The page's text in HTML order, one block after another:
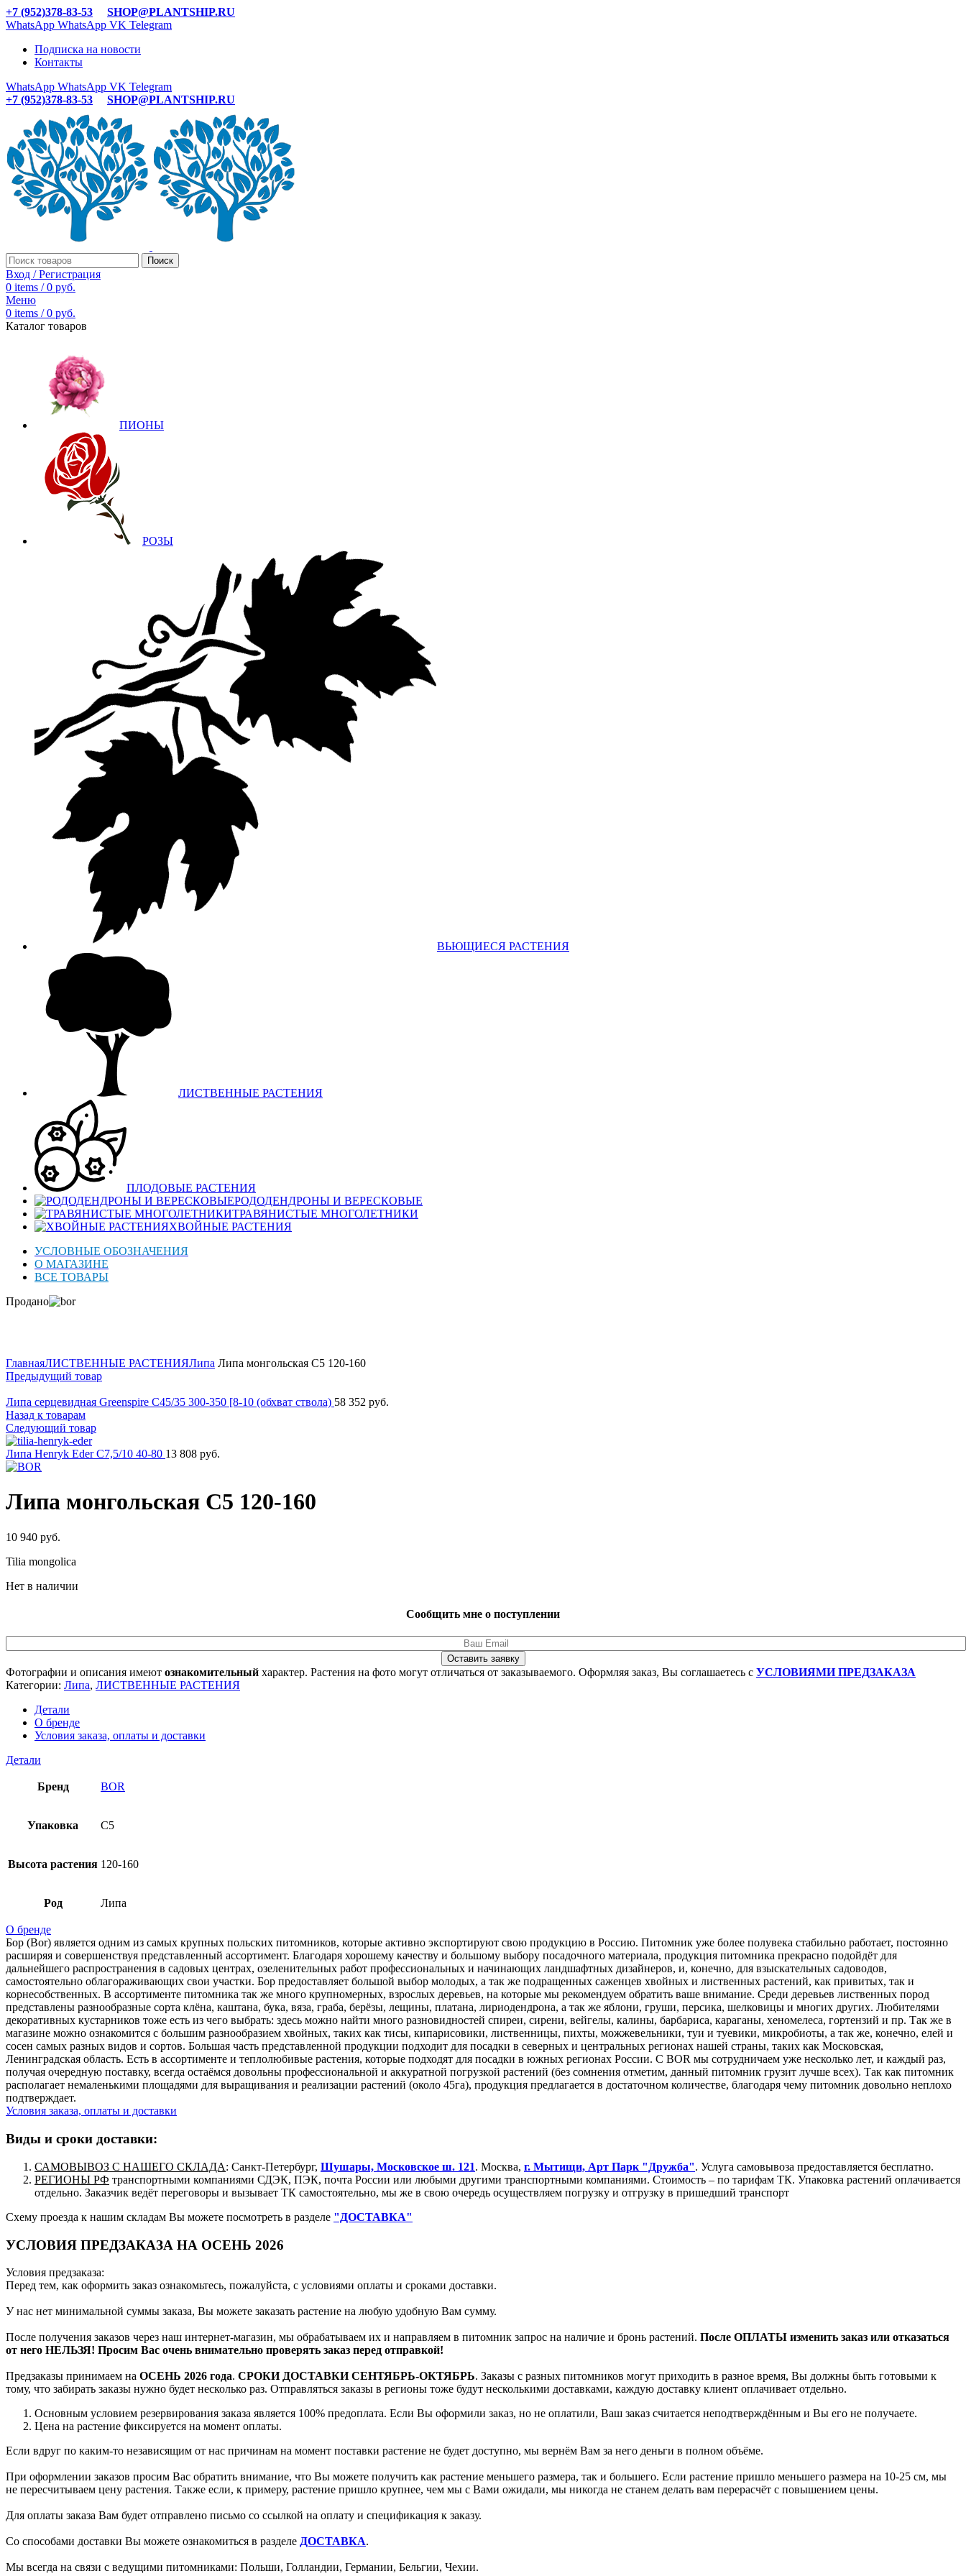
+7 (952)378-83-53
SHOP@PLANTSHIP.RU
WhatsApp WhatsApp VK Telegram
Подписка на новости
Контакты
WhatsApp WhatsApp VK Telegram
+7 (952)378-83-53
SHOP@PLANTSHIP.RU
Поиск
Вход / Регистрация
0 items / 0 руб.
Меню
0 items / 0 руб.
Каталог товаров
ПИОНЫ
РОЗЫ
ВЬЮЩИЕСЯ РАСТЕНИЯ
ЛИСТВЕННЫЕ РАСТЕНИЯ
ПЛОДОВЫЕ РАСТЕНИЯ
РОДОДЕНДРОНЫ И ВЕРЕСКОВЫЕ
ТРАВЯНИСТЫЕ МНОГОЛЕТНИКИ
ХВОЙНЫЕ РАСТЕНИЯ
УСЛОВНЫЕ ОБОЗНАЧЕНИЯ
О МАГАЗИНЕ
ВСЕ ТОВАРЫ
Продано
ГлавнаяЛИСТВЕННЫЕ РАСТЕНИЯЛипа Липа монгольская C5 120-160
Предыдущий товар
Липа серцевидная Greenspire C45/35 300-350 [8-10 (обхват ствола) 58 352 руб.
Назад к товарам
Следующий товар
Липа Henryk Eder C7,5/10 40-80 13 808 руб.
Липа монгольская C5 120-160
10 940 руб.
Tilia mongolica
Нет в наличии
Сообщить мне о поступлении
Оставить заявку
Фотографии и описания имеют ознакомительный характер. Растения на фото могут отличаться от заказываемого. Оформляя заказ, Вы соглашаетесь с УСЛОВИЯМИ ПРЕДЗАКАЗА
Категории: Липа, ЛИСТВЕННЫЕ РАСТЕНИЯ
Детали
О бренде
Условия заказа, оплаты и доставки
Детали
Бренд BOR
Упаковка C5
Высота растения 120-160
Род Липа
О бренде
Бор (Bor) является одним из самых крупных польских питомников, которые активно экспортируют свою продукцию в Россию. Питомник уже более полувека стабильно работает, постоянно
расширяя и совершенствуя представленный ассортимент. Благодаря хорошему качеству и большому выбору посадочного материала, продукция питомника прекрасно подойдёт для
дальнейшего распространения в садовых центрах, озеленительных работ профессиональных и начинающих ландшафтных дизайнеров, и, конечно, для взыскательных садоводов,
самостоятельно облагораживающих свои участки. Бор предоставляет большой выбор молодых, а так же подращенных саженцев хвойных и лиственных растений, как привитых, так и
корнесобственных. В ассортименте питомника так же много крупномерных, взрослых деревьев, на которые мы рекомендуем обратить ваше внимание. Среди деревьев лиственных пород
представлены разнообразные сорта клёна, каштана, бука, вяза, граба, берёзы, лещины, платана, лириодендрона, а так же яблони, груши, персика, шелковицы и многих других. Любителями
декоративных кустарников тоже есть из чего выбрать: здесь можно найти много разновидностей спиреи, сирени, вейгелы, калины, барбариса, караганы, хеномелеса, гортензий и пр. Так же в
магазине можно ознакомится с большим разнообразием хвойных, таких как тисы, кипарисовики, лиственницы, пихты, можжевельники, туи и туевики, микробиоты, а так же, конечно, елей и
сосен самых разных видов и сортов. Большая часть представленной продукции подходит для посадки в северных и центральных регионах нашей страны, таких как Московская,
Ленинградская область. Есть в ассортименте и теплолюбивые растения, которые подходят для посадки в южных регионах России. С BOR мы сотрудничаем уже несколько лет, и каждый раз,
получая очередную поставку, всегда остаёмся довольны профессиональной и аккуратной погрузкой растений (без сомнения отметим, данный питомник грузит лучше всех). Так как питомник
располагает немаленькими площадями для выращивания и реализации растений (около 45га), продукция предлагается в достаточном количестве, благодаря чему питомник довольно неплохо
подтверждает.
Условия заказа, оплаты и доставки
Виды и сроки доставки:
САМОВЫВОЗ С НАШЕГО СКЛАДА: Санкт-Петербург, Шушары, Московское ш. 121. Москва, г. Мытищи, Арт Парк "Дружба". Услуга самовывоза предоставляется бесплатно.
РЕГИОНЫ РФ транспортными компаниями СДЭК, ПЭК, почта России или любыми другими транспортными компаниями. Стоимость – по тарифам ТК. Упаковка растений оплачивается
отдельно. Заказчик ведёт переговоры и вызывает ТК самостоятельно, мы же в свою очередь осуществляем погрузку и отгрузку в пришедший транспорт
Схему проезда к нашим складам Вы можете посмотреть в разделе "ДОСТАВКА"
УСЛОВИЯ ПРЕДЗАКАЗА НА ОСЕНЬ 2026
Условия предзаказа:
Перед тем, как оформить заказ ознакомьтесь, пожалуйста, с условиями оплаты и сроками доставки.
У нас нет минимальной суммы заказа, Вы можете заказать растение на любую удобную Вам сумму.
После получения заказов через наш интернет-магазин, мы обрабатываем их и направляем в питомник запрос на наличие и бронь растений. После ОПЛАТЫ изменить заказ или отказаться
от него НЕЛЬЗЯ! Просим Вас очень внимательно проверять заказ перед отправкой!
Предзаказы принимаем на ОСЕНЬ 2026 года. СРОКИ ДОСТАВКИ СЕНТЯБРЬ-ОКТЯБРЬ. Заказы с разных питомников могут приходить в разное время, Вы должны быть готовыми к
тому, что забирать заказы нужно будет несколько раз. Отправляться заказы в регионы тоже будут несколькими доставками, каждую доставку клиент оплачивает отдельно.
Основным условием резервирования заказа является 100% предоплата. Если Вы оформили заказ, но не оплатили, Ваш заказ считается неподтверждённым и Вы его не получаете.
Цена на растение фиксируется на момент оплаты.
Если вдруг по каким-то независящим от нас причинам на момент поставки растение не будет доступно, мы вернём Вам за него деньги в полном объёме.
При оформлении заказов просим Вас обратить внимание, что Вы можете получить как растение меньшего размера, так и большего. Если растение пришло меньшего размера на 10-25 см, мы
не пересчитываем цену растения. Также если, к примеру, растение пришло крупнее, чем мы с Вами ожидали, мы никогда не станем делать вам перерасчёт с повышением цены.
Для оплаты заказа Вам будет отправлено письмо со ссылкой на оплату и спецификация к заказу.
Со способами доставки Вы можете ознакомиться в разделе ДОСТАВКА.
Мы всегда на связи с ведущими питомниками: Польши, Голландии, Германии, Бельгии, Чехии.